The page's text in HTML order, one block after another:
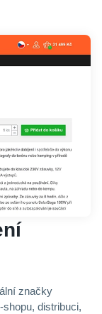
značky
distribuci,